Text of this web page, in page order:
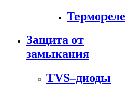
Термореле
Защита от
замыкания
TVS–диоды